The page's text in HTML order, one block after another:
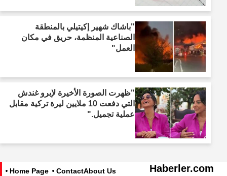
"باشاك شهير إكيتيلي بالمنطقة
الصناعية المنظمة، حريق في مكان
العمل"
"ظهرت الصورة الأخيرة لإبرو غندش
التي دفعت 10 ملايين ليرة تركية مقابل
عملية تجميل."
Haberler.com
About Us
Contact
Home Page